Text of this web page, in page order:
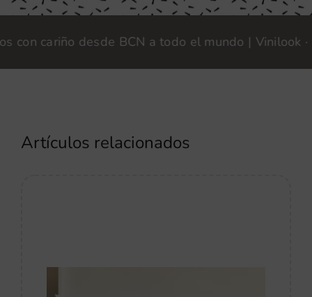
desde BCN a todo el mundo | Vinilook ·
Artículos relacionados